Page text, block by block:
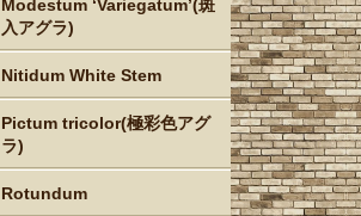
Modestum ‘Variegatum’(斑
入アグラ)
Nitidum White Stem
Pictum tricolor(極彩色アグ
ラ)
Rotundum